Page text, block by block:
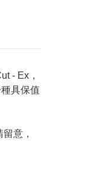
- Ex，
具保值
意，